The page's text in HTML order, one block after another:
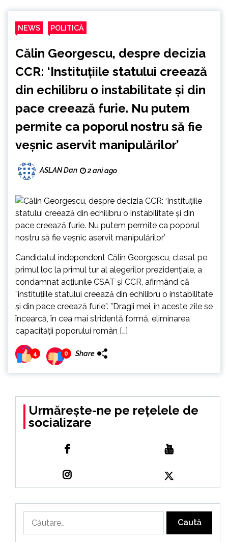
NEWS POLITICĂ
Călin Georgescu, despre decizia
CCR: ‘Instituțiile statului creează
din echilibru o instabilitate și din
pace creează furie. Nu putem
permite ca poporul nostru să fie
veșnic aservit manipulărilor’
ASLAN Dan 2 ani ago
Candidatul independent Călin Georgescu, clasat pe
primul loc la primul tur al alegerilor prezidențiale, a
condamnat acțiunile CSAT şi CCR, afirmând că
”instituțiile statului creează din echilibru o instabilitate
și din pace creează furie”. ”Dragii mei, în aceste zile se
încearcă, în cea mai stridentă formă, eliminarea
capacității poporului român […]
4 0 Share
Urmărește-ne pe rețelele de
socializare
după: